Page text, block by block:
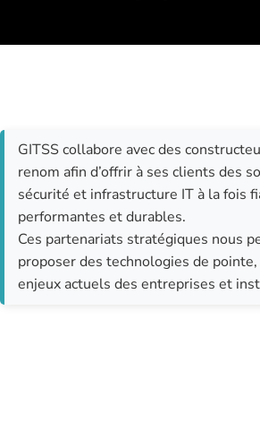
GITSS collabore avec des
renom afin d’offrir à ses clients des
sécurité et infrastructure IT à la fois
performantes et durables.
Ces partenariats stratégiques nous
proposer des technologies de
enjeux actuels des entreprises et